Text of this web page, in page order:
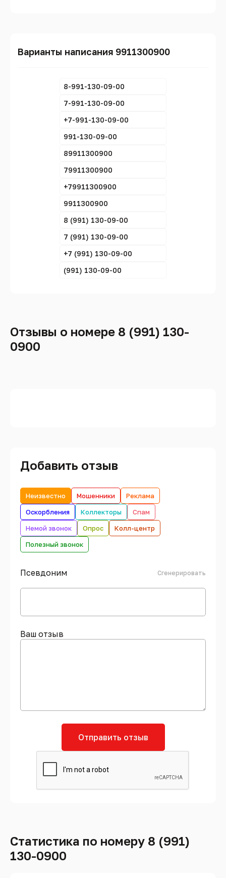
Варианты написания 9911300900
8-991-130-09-00
7-991-130-09-00
+7-991-130-09-00
991-130-09-00
89911300900
79911300900
+79911300900
9911300900
8 (991) 130-09-00
7 (991) 130-09-00
+7 (991) 130-09-00
(991) 130-09-00
Отзывы о номере 8 (991) 130-
0900
Добавить отзыв
Неизвестно Мошенники
Реклама
Оскорбления
Коллекторы
Спам
Немой звонок
Опрос
Колл-центр
Полезный звонок
Псевдоним Сгенерировать
Ваш отзыв
Отправить отзыв
Статистика по номеру 8 (991)
130-0900